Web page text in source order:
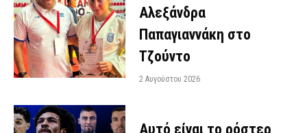
Αλεξάνδρα
Παπαγιαννάκη στο
Τζούντο
2 Αυγούστου 2026
Αυτό είναι το ρόστερ